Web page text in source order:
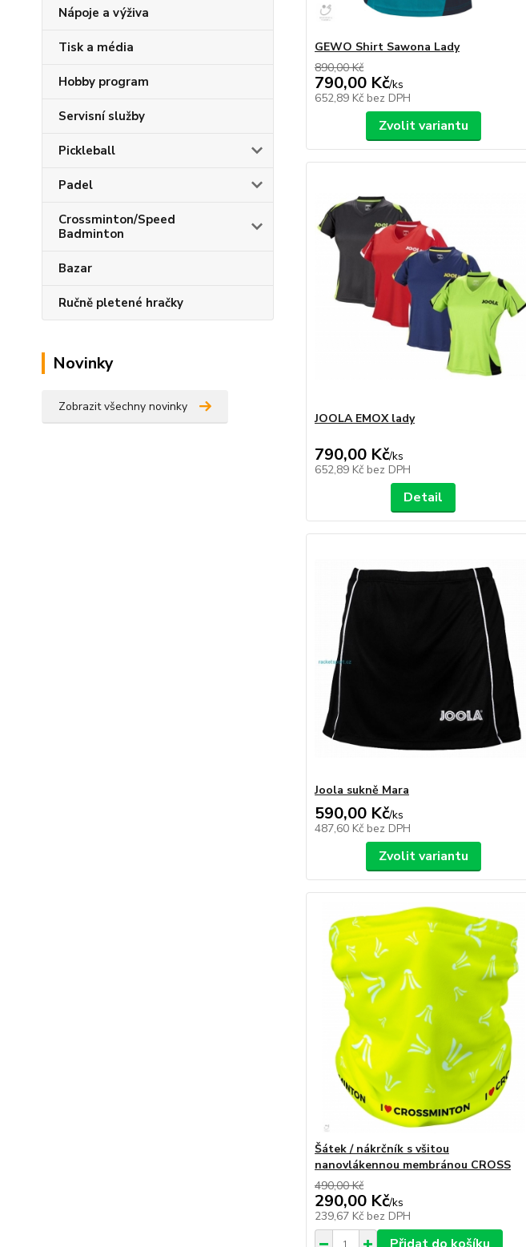
Nápoje a výživa
Tisk a média
Hobby program
Servisní služby
Pickleball
Padel
Crossminton/Speed
Badminton
Bazar
Ručně pletené hračky
Novinky
Zobrazit všechny novinky
GEWO Shirt Sawona Lady
890,00 Kč
790,00 Kč/ks
652,89 Kč bez DPH
Zvolit variantu
JOOLA EMOX lady
790,00 Kč/ks
652,89 Kč bez DPH
Detail
Joola sukně Mara
590,00 Kč/ks
487,60 Kč bez DPH
Zvolit variantu
Šátek / nákrčník s všitou
nanovlákennou membránou CROSS
490,00 Kč
290,00 Kč/ks
239,67 Kč bez DPH